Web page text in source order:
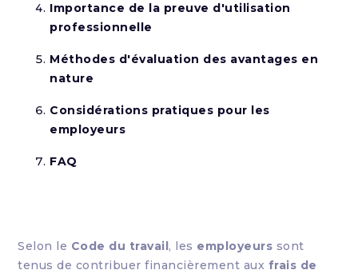
Importance de la preuve d'utilisation
professionnelle
Méthodes d'évaluation des avantages en
nature
Considérations pratiques pour les
employeurs
FAQ
Selon le Code du travail, les employeurs sont
tenus de contribuer financièrement aux frais de